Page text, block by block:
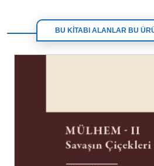
BU KİTABI ALANLAR BU